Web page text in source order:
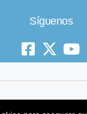
Síguenos